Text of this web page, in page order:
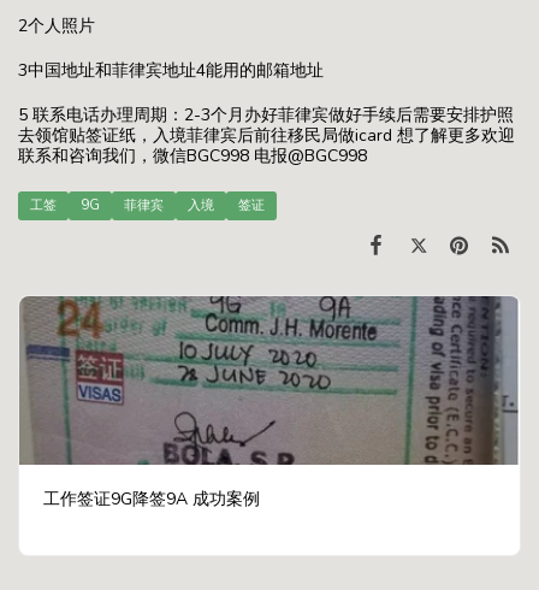
2个人照片
3中国地址和菲律宾地址4能用的邮箱地址
5 联系电话办理周期：2-3个月办好菲律宾做好手续后需要安排护照
去领馆贴签证纸，入境菲律宾后前往移民局做icard 想了解更多欢迎
联系和咨询我们，微信BGC998 电报@BGC998
工签 9G 菲律宾 入境 签证
工作签证9G降签9A 成功案例